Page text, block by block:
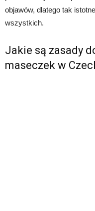
objawów, dlatego tak
wszystkich.
Jakie są zasady
maseczek w